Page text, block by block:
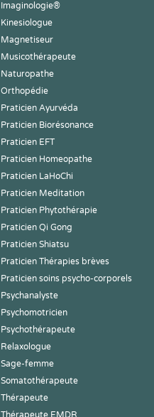
Imaginologie®
Kinesiologue
Magnetiseur
Musicothérapeute
Naturopathe
Orthopédie
Praticien Ayurvéda
Praticien Biorésonance
Praticien EFT
Praticien Homeopathe
Praticien LaHoChi
Praticien Meditation
Praticien Phytothérapie
Praticien Qi Gong
Praticien Shiatsu
Praticien Thérapies brèves
Praticien soins psycho-corporels
Psychanalyste
Psychomotricien
Psychothérapeute
Relaxologue
Sage-femme
Somatothérapeute
Thérapeute
Thérapeute EMDR